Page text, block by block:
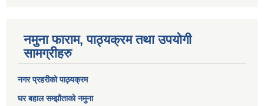
नमुना फाराम, पाठ्यक्रम तथा उपयोगी
सामग्रीहरु
नगर प्रहरीको पाठ्यक्रम
घर बहाल सम्झौताको नमुना